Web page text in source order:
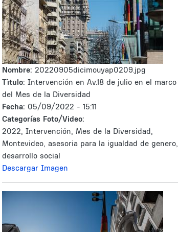
Nombre: 20220905dicimouyap0209.jpg
Tìtulo: Intervención en Av.18 de julio en el marco
del Mes de la Diversidad
Fecha: 05/09/2022 - 15:11
Categorías Foto/Video:
2022, Intervención, Mes de la Diversidad,
Montevideo, asesoria para la igualdad de genero,
desarrollo social
Descargar Imagen